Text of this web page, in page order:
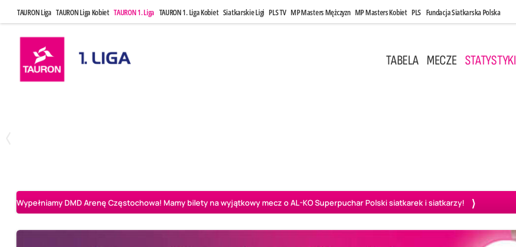
TAURON Liga TAURON Liga Kobiet TAURON 1. Liga TAURON 1. Liga Kobiet Siatkarskie Ligi PLS TV MP Masters Mężczyzn MP Masters Kobiet PLS Fundacja Siatkarska Polska
TABELA MECZE STATYSTYKI
Wypełniamy DMD Arenę Częstochowa! Mamy bilety na wyjątkowy mecz o AL-KO Superpuchar Polski siatkarek i siatkarzy!